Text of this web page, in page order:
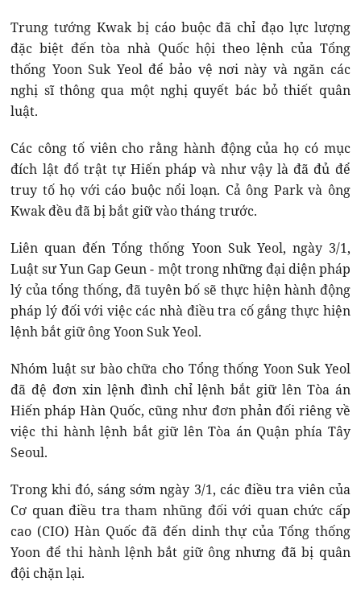
Trung tướng Kwak bị cáo buộc đã chỉ đạo lực lượng
đặc biệt đến tòa nhà Quốc hội theo lệnh của Tổng
thống Yoon Suk Yeol để bảo vệ nơi này và ngăn các
nghị sĩ thông qua một nghị quyết bác bỏ thiết quân
luật.
Các công tố viên cho rằng hành động của họ có mục
đích lật đổ trật tự Hiến pháp và như vậy là đã đủ để
truy tố họ với cáo buộc nổi loạn. Cả ông Park và ông
Kwak đều đã bị bắt giữ vào tháng trước.
Liên quan đến Tổng thống Yoon Suk Yeol, ngày 3/1,
Luật sư Yun Gap Geun - một trong những đại diện pháp
lý của tổng thống, đã tuyên bố sẽ thực hiện hành động
pháp lý đối với việc các nhà điều tra cố gắng thực hiện
lệnh bắt giữ ông Yoon Suk Yeol.
Nhóm luật sư bào chữa cho Tổng thống Yoon Suk Yeol
đã đệ đơn xin lệnh đình chỉ lệnh bắt giữ lên Tòa án
Hiến pháp Hàn Quốc, cũng như đơn phản đối riêng về
việc thi hành lệnh bắt giữ lên Tòa án Quận phía Tây
Seoul.
Trong khi đó, sáng sớm ngày 3/1, các điều tra viên của
Cơ quan điều tra tham nhũng đối với quan chức cấp
cao (CIO) Hàn Quốc đã đến dinh thự của Tổng thống
Yoon để thi hành lệnh bắt giữ ông nhưng đã bị quân
đội chặn lại.